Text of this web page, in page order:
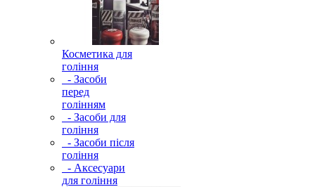
Косметика для
гоління
- Засоби
перед
голінням
- Засоби для
гоління
- Засоби після
гоління
- Аксесуари
для гоління